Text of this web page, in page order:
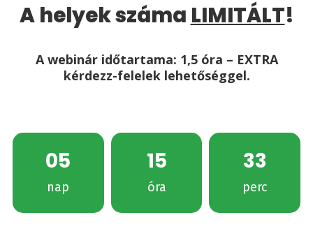
A helyek száma LIMITÁLT!
A webinár időtartama: 1,5 óra – EXTRA
kérdezz-felelek lehetőséggel.
05
nap
15
óra
33
perc